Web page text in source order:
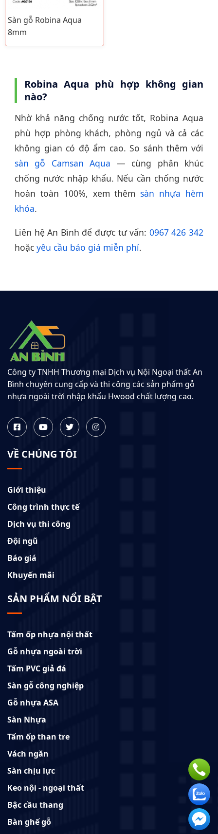
Sàn gỗ Robina Aqua
8mm
Robina Aqua phù hợp không gian
nào?
Nhờ khả năng chống nước tốt, Robina Aqua
phù hợp phòng khách, phòng ngủ và cả các
không gian có độ ẩm cao. So sánh thêm với
sàn gỗ Camsan Aqua — cùng phân khúc
chống nước nhập khẩu. Nếu cần chống nước
hoàn toàn 100%, xem thêm sàn nhựa hèm
khóa.
Liên hệ An Bình để được tư vấn: 0967 426 342
hoặc yêu cầu báo giá miễn phí.
Công ty TNHH Thương mại Dịch vụ Nội Ngoại thất An
Bình chuyên cung cấp và thi công các sản phẩm gỗ
nhựa ngoài trời nhập khẩu Hwood chất lượng cao.
VỀ CHÚNG TÔI
Giới thiệu
Công trình thực tế
Dịch vụ thi công
Đội ngũ
Báo giá
Khuyến mãi
SẢN PHẨM NỔI BẬT
Tấm ốp nhựa nội thất
Gỗ nhựa ngoài trời
Tấm PVC giả đá
Sàn gỗ công nghiệp
Gỗ nhựa ASA
Sàn Nhựa
Tấm ốp than tre
Vách ngăn
Sàn chịu lực
Keo nội - ngoại thất
Bậc cầu thang
Bàn ghế gỗ